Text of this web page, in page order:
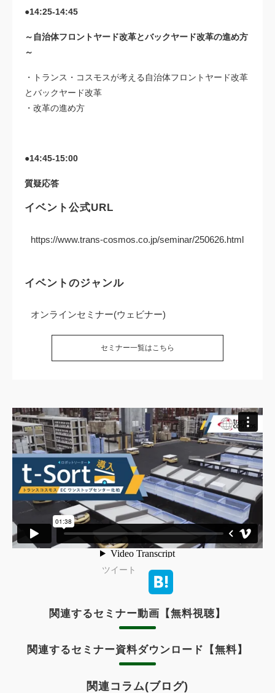
●14:25-14:45
～自治体フロントヤード改革とバックヤード改革の進め方
～
・トランス・コスモスが考える自治体フロントヤード改革
とバックヤード改革
・改革の進め方
●14:45-15:00
質疑応答
イベント公式URL
https://www.trans-cosmos.co.jp/seminar/250626.html
イベントのジャンル
オンラインセミナー(ウェビナー)
セミナー一覧はこちら
ツイート
関連するセミナー動画【無料視聴】
関連するセミナー資料ダウンロード【無料】
関連コラム(ブログ)